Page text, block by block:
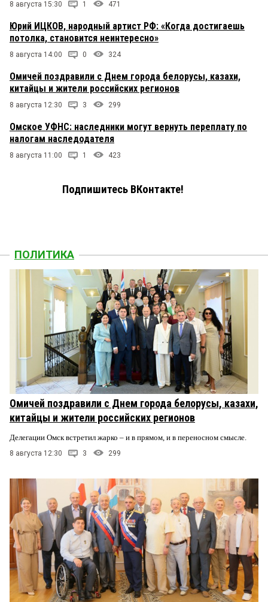
8 августа 15:30 1 471
Юрий ИЦКОВ, народный артист РФ: «Когда достигаешь
потолка, становится неинтересно»
8 августа 14:00 0 324
Омичей поздравили с Днем города белорусы, казахи,
китайцы и жители российских регионов
8 августа 12:30 3 299
Омское УФНС: наследники могут вернуть переплату по
налогам наследодателя
8 августа 11:00 1 423
Подпишитесь ВКонтакте!
ПОЛИТИКА
Омичей поздравили с Днем города белорусы, казахи,
китайцы и жители российских регионов
Делегации Омск встретил жарко – и в прямом, и в переносном смысле.
8 августа 12:30 3 299